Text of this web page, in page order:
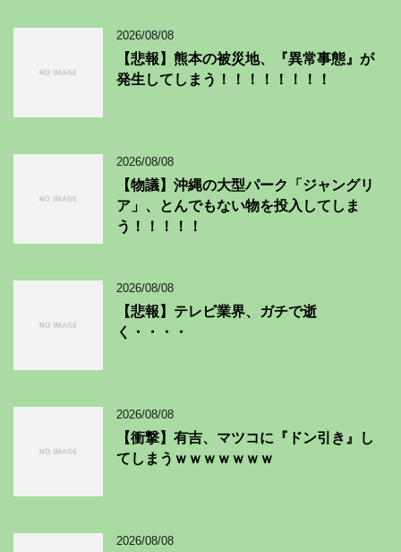
2026/08/08
【悲報】熊本の被災地、『異常事態』が
発生してしまう！！！！！！！！
2026/08/08
【物議】沖縄の大型パーク「ジャングリ
ア」、とんでもない物を投入してしま
う！！！！！
2026/08/08
【悲報】テレビ業界、ガチで逝
く・・・・
2026/08/08
【衝撃】有吉、マツコに『ドン引き』し
てしまうｗｗｗｗｗｗｗ
2026/08/08